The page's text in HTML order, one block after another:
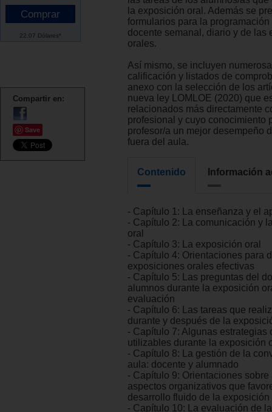
22.07 Dólares*
Compartir en:
Save
la exposición oral. Además se
formularios para la
docente semanal, diario y de las
orales.
Así mismo, se incluyen
calificación y listados de
anexo con la selección de los
nueva ley LOMLOE (2020) que
relacionados más directamente
profesional y cuyo conocimiento
profesor/a un mejor desempeño
fuera del aula.
Contenido Información
- Capítulo 1: La enseñanza y el
- Capítulo 2: La comunicación y
oral
- Capítulo 3: La exposición oral
- Capítulo 4: Orientaciones para
exposiciones orales efectivas
- Capítulo 5: Las preguntas del
alumnos durante la exposición
evaluación
- Capítulo 6: Las tareas que
durante y después de la
- Capítulo 7: Algunas estrategias
utilizables durante la exposición
- Capítulo 8: La gestión de la
aula: docente y alumnado
- Capítulo 9: Orientaciones sobre
aspectos organizativos que
desarrollo fluido de la exposición
- Capítulo 10: La evaluación de